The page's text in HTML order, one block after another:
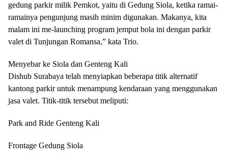
gedung parkir milik Pemkot, yaitu di Gedung Siola, ketika ramai-
ramainya pengunjung masih minim digunakan. Makanya, kita
malam ini me-launching program jemput bola ini dengan parkir
valet di Tunjungan Romansa,” kata Trio.
Menyebar ke Siola dan Genteng Kali
Dishub Surabaya telah menyiapkan beberapa titik alternatif
kantong parkir untuk menampung kendaraan yang menggunakan
jasa valet. Titik-titik tersebut meliputi:
Park and Ride Genteng Kali
Frontage Gedung Siola